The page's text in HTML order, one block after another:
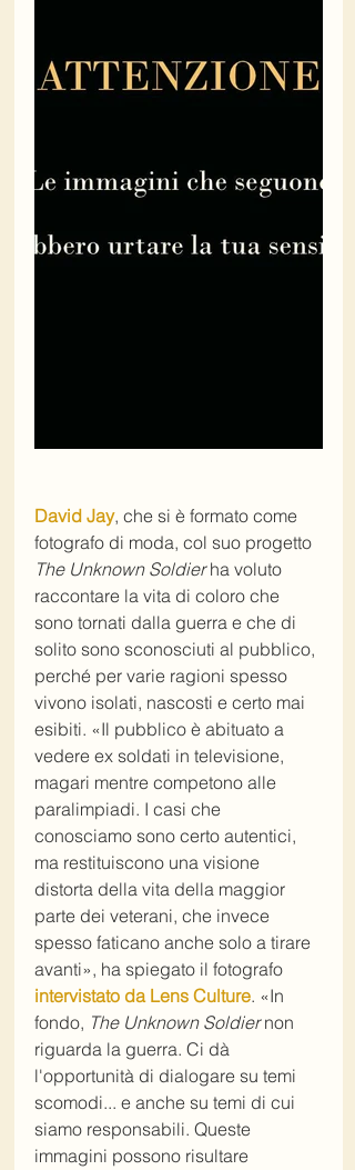
David Jay, che si è formato come
fotografo di moda, col suo progetto
The Unknown Soldier ha voluto
raccontare la vita di coloro che
sono tornati dalla guerra e che di
solito sono sconosciuti al pubblico,
perché per varie ragioni spesso
vivono isolati, nascosti e certo mai
esibiti. «Il pubblico è abituato a
vedere ex soldati in televisione,
magari mentre competono alle
paralimpiadi. I casi che
conosciamo sono certo autentici,
ma restituiscono una visione
distorta della vita della maggior
parte dei veterani, che invece
spesso faticano anche solo a tirare
avanti», ha spiegato il fotografo
intervistato da Lens Culture. «In
fondo, The Unknown Soldier non
riguarda la guerra. Ci dà
l'opportunità di dialogare su temi
scomodi... e anche su temi di cui
siamo responsabili. Queste
immagini possono risultare